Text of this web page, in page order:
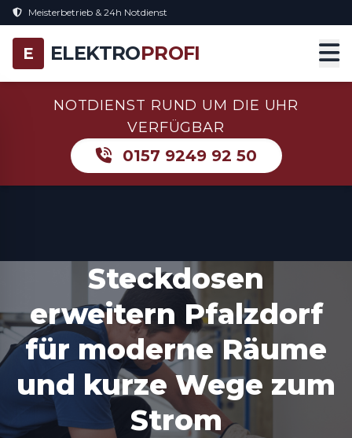
Meisterbetrieb & 24h Notdienst
E ELEKTROPROFI
NOTDIENST RUND UM DIE UHR
VERFÜGBAR
0157 9249 92 50
Steckdosen
erweitern Pfalzdorf
für moderne Räume
und kurze Wege zum
Strom